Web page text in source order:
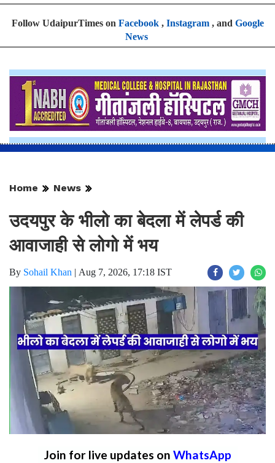
Follow UdaipurTimes on Facebook, Instagram, and Google
News
Home News
उदयपुर के भीलो का बेदला में लेपर्ड की
आवाजाही से लोगो में भय
By Sohail Khan | Aug 7, 2026, 17:18 IST
Join for live updates on WhatsApp